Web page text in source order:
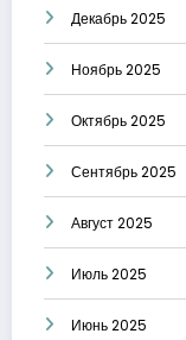
Декабрь 2025
Ноябрь 2025
Октябрь 2025
Сентябрь 2025
Август 2025
Июль 2025
Июнь 2025